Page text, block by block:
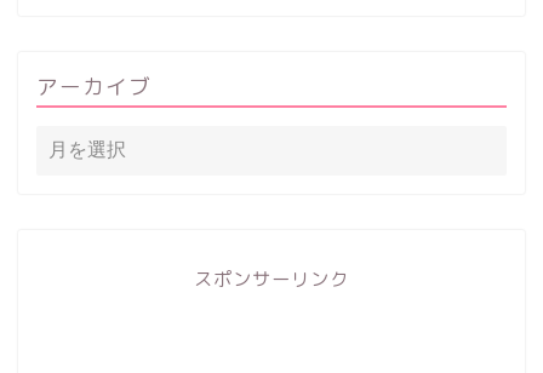
アーカイブ
スポンサーリンク